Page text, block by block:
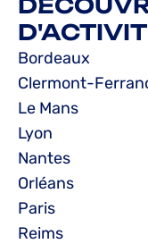
Bordeaux
Clermont-
Le Mans
Lyon
Nantes
Orléans
Paris
Reims